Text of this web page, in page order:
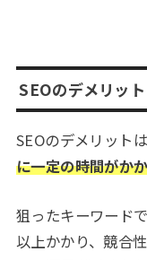
SEOのデメリット
SEOのデメリット
に一定の時間がか
狙ったキーワード
以上かかり、競合